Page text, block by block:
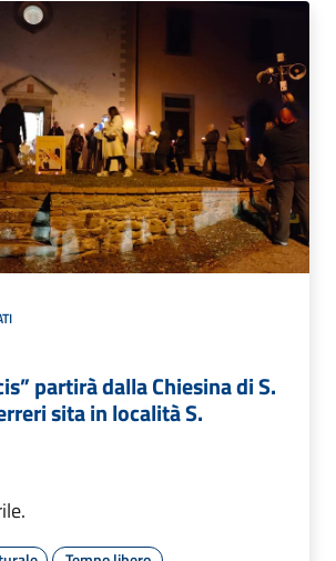
partirà dalla Chiesina di S.
sita in località S.